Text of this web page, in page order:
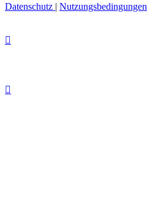
Datenschutz | Nutzungsbedingungen